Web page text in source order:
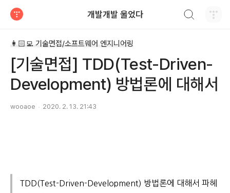
개발개발 울었다
👩🏻‍💻 기술면접/소프트웨어 엔지니어링
[기술면접] TDD(Test-Driven-
Development) 방법론에 대해서
wooaoe 2020. 2. 13. 21:43
TDD(Test-Driven-Development) 방법론에 대해서 파헤